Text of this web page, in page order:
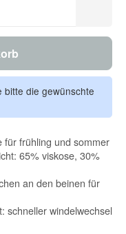
bitte die gewünschte
für frühling und sommer
65% viskose, 30%
an den beinen für
schneller windelwechsel